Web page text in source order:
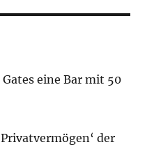
eine Bar mit 50
der